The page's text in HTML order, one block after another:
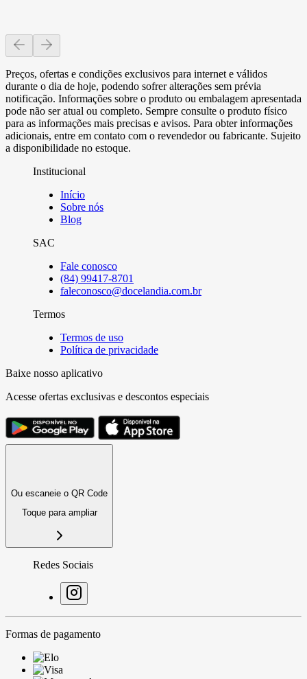
Preços, ofertas e condições exclusivos para internet e válidos
durante o dia de hoje, podendo sofrer alterações sem prévia
notificação. Informações sobre o produto ou embalagem apresentada
pode não ser atual ou completo. Sempre consulte o produto físico
para as informações mais precisas e avisos. Para obter informações
adicionais, entre em contato com o revendedor ou fabricante. Sujeito
a disponibilidade no estoque.
Institucional
Início
Sobre nós
Blog
SAC
Fale conosco
(84) 99417-8701
faleconosco@docelandia.com.br
Termos
Termos de uso
Política de privacidade
Baixe nosso aplicativo
Acesse ofertas exclusivas e descontos especiais
Ou escaneie o QR Code
Toque para ampliar
Redes Sociais
Formas de pagamento